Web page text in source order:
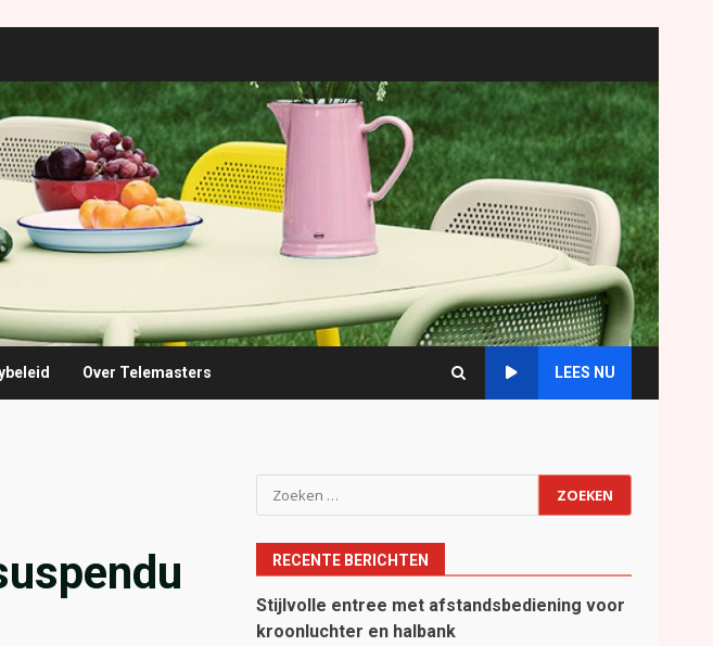
Over Telemasters LEES NU
Zoeken
naar:
RECENTE BERICHTEN
Stijlvolle entree met afstandsbediening voor
kroonluchter en halbank